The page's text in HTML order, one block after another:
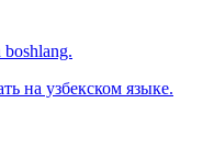
на узбекском языке.